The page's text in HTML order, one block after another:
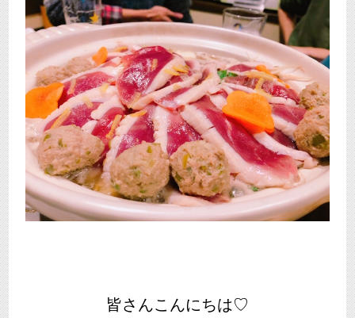
皆さんこんにちは♡